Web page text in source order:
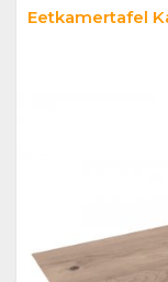
Eetkamertafel